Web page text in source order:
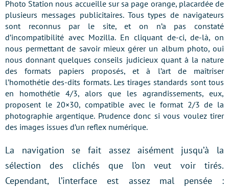
Photo Station nous accueille sur sa page orange, placardée de
plusieurs messages publicitaires. Tous types de navigateurs
sont reconnus par le site, et on n’a pas constaté
d’incompatibilité avec Mozilla. En cliquant de-ci, de-là, on
nous permettant de savoir mieux gérer un album photo, oui
nous donnant quelques conseils judicieux quant à la nature
des formats papiers proposés, et à l’art de maîtriser
l’homothétie des-dits formats. Les tirages standards sont tous
en homothétie 4/3, alors que les agrandissements, eux,
proposent le 20×30, compatible avec le format 2/3 de la
photographie argentique. Prudence donc si vous voulez tirer
des images issues d’un reflex numérique.
La navigation se fait assez aisément jusqu’à la
sélection des clichés que l’on veut voir tirés.
Cependant, l’interface est assez mal pensée :